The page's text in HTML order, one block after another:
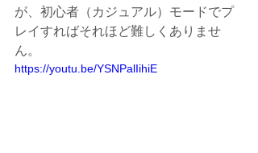
が、初心者（カジュアル）モードでプ
レイすればそれほど難しくありませ
ん。
https://youtu.be/YSNPalIihiE